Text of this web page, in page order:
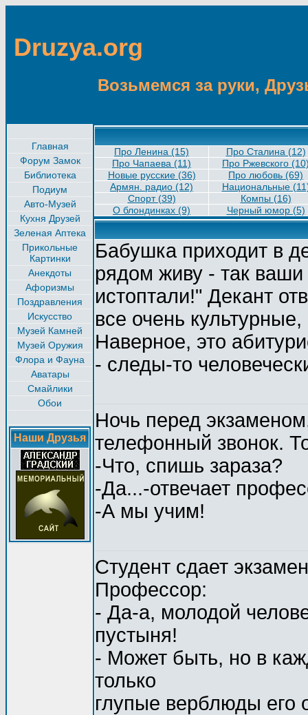
Druzya.org
Возьмемся за руки,
Главная
Форум Замок
Библиотека
Подиум
Авто-Музей
Кухня Друзей
Зеленая Аптека
Прикольные
Картинки
Анекдоты
Афоризмы
Поздравления
Искусство
Музей Камней
Музей Оружия
Флора и Фауна
Аватары
Смайлики
Обои
Наши Друзья
Про Ленина (15)
Про Сталина (12)
Про Чапаева (11)
Прo Ржевскoго
Новые русские (36)
Про любовь (69)
Армян. радио (12)
Национальные
Спорт (39)
Компы (16)
О блондинках (9)
Черный юмор (5)
Бабушка приходит в
рядом живу - так
истоптали!" Декант
все очень
Наверное, это
- следы-то
Ночь перед
телефонный звонок.
-Что, спишь зараза?
-Да...-отвечает
-А мы учим!
Студент сдает
Профессор:
- Да-а, молодой
пустыня!
- Может быть, но в
только
глупые верблюды